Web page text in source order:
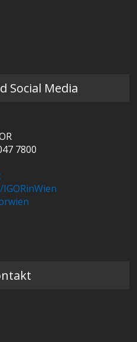
Social Media
7800